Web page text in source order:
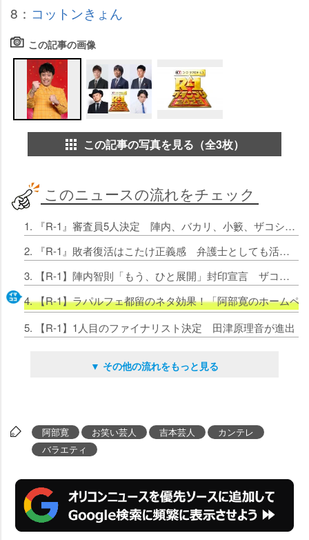
8： コットンきょん
この記事の画像
この記事の写真を見る（全3枚）
このニュースの流れをチェック
1. 『R-1』審査員5人決定 陣内、バカリ、小籔、ザコシ、マヂラブ野田が続投
2. 『R-1』敗者復活はこたけ正義感 弁護士としても活動する異色のピン芸人
3. 【R-1】陣内智則「もう、ひと展開」封印宣言 ザコシはウエストランドの「夢ない」に「弟子やったらパンパン」
4. 【R-1】ラパルフェ都留のネタ効果！「阿部寛のホーム
5. 【R-1】1人目のファイナリスト決定 田津原理音が進出
▼ その他の流れをもっと見る
阿部寛 お笑い芸人 吉本芸人
カンテレ
バラエティ